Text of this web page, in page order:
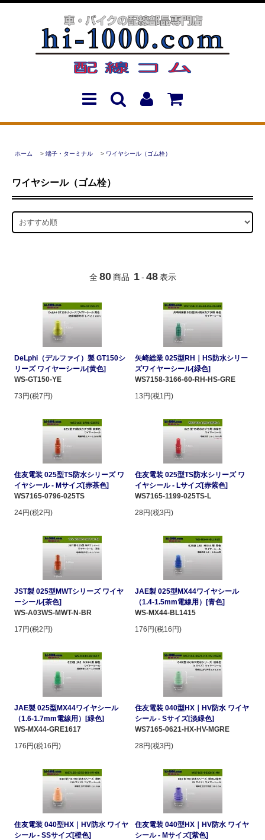
ホーム > 端子・ターミナル > ワイヤシール（ゴム栓）
ワイヤシール（ゴム栓）
全 80 商品 1 - 48 表示
DeLphi（デルファイ）製 GT150シ
リーズ ワイヤーシール[黄色]
WS-GT150-YE
73円(税7円)
矢崎総業 025型RH｜HS防水シリー
ズワイヤーシール[緑色]
WS7158-3166-60-RH-HS-GRE
13円(税1円)
住友電装 025型TS防水シリーズ ワ
イヤシール - Mサイズ[赤茶色]
WS7165-0796-025TS
24円(税2円)
住友電装 025型TS防水シリーズ ワ
イヤシール - Lサイズ[赤紫色]
WS7165-1199-025TS-L
28円(税3円)
JST製 025型MWTシリーズ ワイヤ
ーシール[茶色]
WS-A03WS-MWT-N-BR
17円(税2円)
JAE製 025型MX44ワイヤシール
（1.4-1.5mm電線用）[青色]
WS-MX44-BL1415
176円(税16円)
JAE製 025型MX44ワイヤシール
（1.6-1.7mm電線用）[緑色]
WS-MX44-GRE1617
176円(税16円)
住友電装 040型HX｜HV防水 ワイヤ
シール - Sサイズ[淡緑色]
WS7165-0621-HX-HV-MGRE
28円(税3円)
住友電装 040型HX｜HV防水 ワイヤ
シール - SSサイズ[橙色]
住友電装 040型HX｜HV防水 ワイヤ
シール - Mサイズ[紫色]